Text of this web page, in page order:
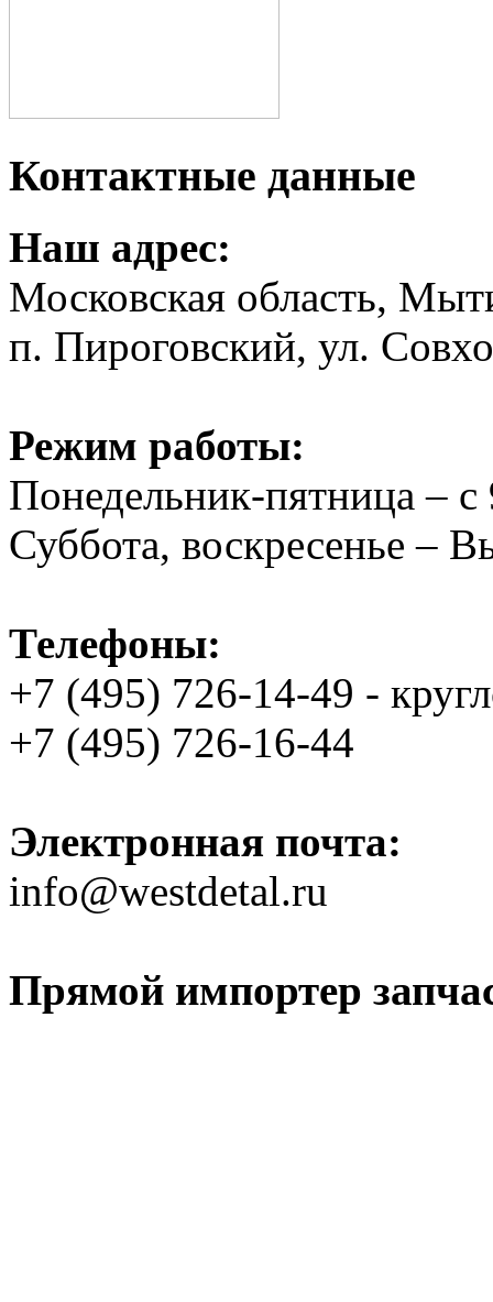
Контактные данные
Наш адрес:
Московская область,
п. Пироговский, ул.
Режим работы:
Понедельник-пятница –
Суббота, воскресенье –
Телефоны:
+7 (495) 726-14-49 -
+7 (495) 726-16-44
Электронная почта:
info@westdetal.ru
Прямой импортер